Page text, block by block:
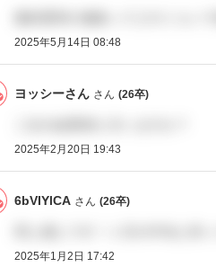
最終選考の連絡ってどのくらい
2025年5月14日 08:48
ヨッシーさん さん (26卒)
2025年2月20日 19:43
6bVIYlCA さん (26卒)
同じ感じです！１月の中旬と仰
2025年1月2日 17:42